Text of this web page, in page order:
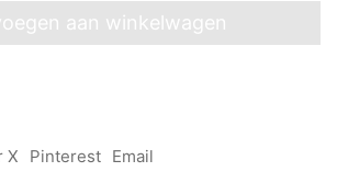
aan winkelwagen
X Pinterest Email